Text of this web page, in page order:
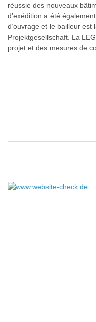
réussie des nouveaux
d’exédition a été
d’ouvrage et le bailleur est
Projektgesellschaft. La
projet et des mesures de